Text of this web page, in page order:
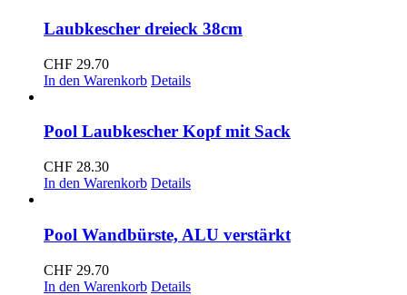
Laubkescher dreieck 38cm
CHF 29.70
In den Warenkorb Details
Pool Laubkescher Kopf mit Sack
CHF 28.30
In den Warenkorb Details
Pool Wandbürste, ALU verstärkt
CHF 29.70
In den Warenkorb Details